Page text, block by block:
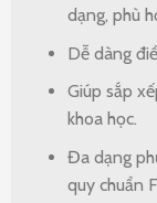
dạng, phù
Dễ dàng
Giúp sắp
khoa học.
Đa dạng
quy chuẩn